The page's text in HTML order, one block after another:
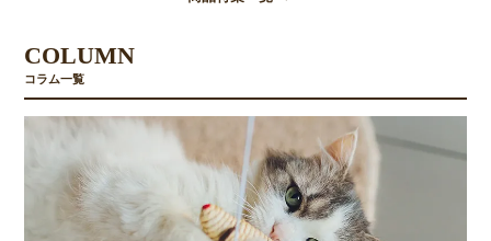
COLUMN
コラム一覧